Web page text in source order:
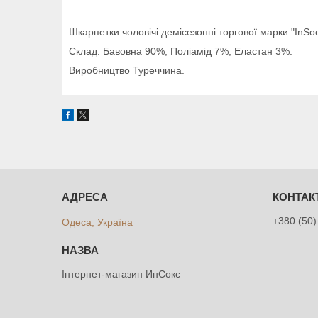
Шкарпетки чоловічі демісезонні торгової марки
Склад: Бавовна 90%, Поліамід 7%, Еластан 3%.
Виробництво Туреччина.
Одеса, Україна
Інтернет-магазин ИнСокс
+380